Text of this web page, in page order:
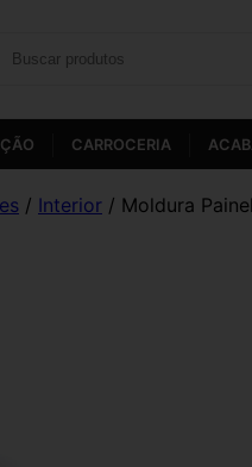
CARROCERIA
/ Interior / Moldura